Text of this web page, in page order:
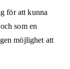
för att kunna
som en
möjlighet att